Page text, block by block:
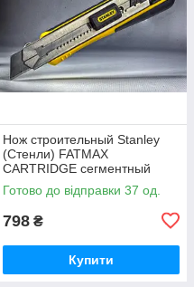
Нож строительный Stanley
(Стенли) FATMAX
CARTRIDGE сегментный
18мм винтовой и авто
фиксатор + 6 лезвий
Готово до відправки 37 од.
798 ₴
Купити